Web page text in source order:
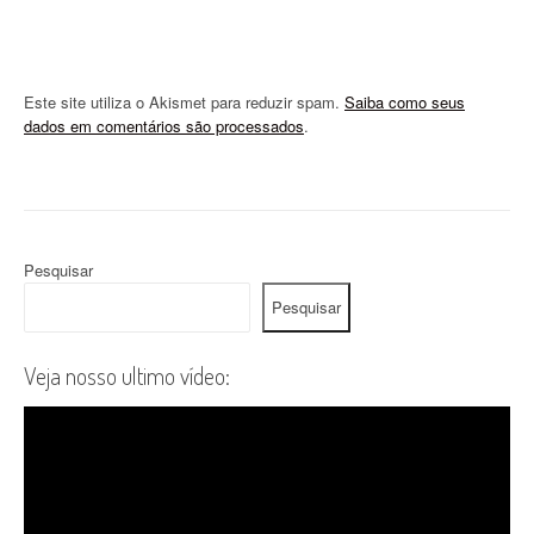
Este site utiliza o Akismet para reduzir spam. Saiba como seus
dados em comentários são processados.
Pesquisar
Pesquisar
Veja nosso ultimo vídeo: